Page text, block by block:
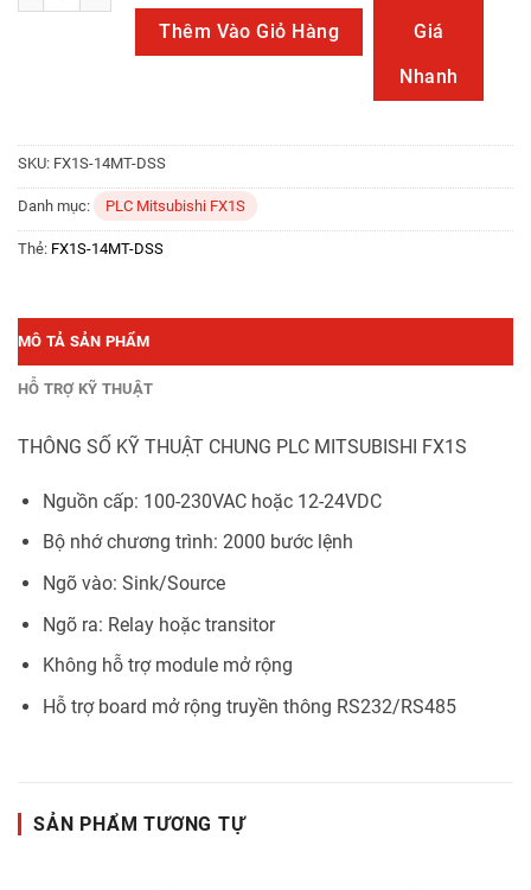
Thêm Vào Giỏ Hàng
Giá
Nhanh
SKU: FX1S-14MT-DSS
Danh mục: PLC Mitsubishi FX1S
Thẻ: FX1S-14MT-DSS
MÔ TẢ SẢN PHẨM
HỖ TRỢ KỸ THUẬT
THÔNG SỐ KỸ THUẬT CHUNG PLC MITSUBISHI FX1S
Nguồn cấp: 100-230VAC hoặc 12-24VDC
Bộ nhớ chương trình: 2000 bước lệnh
Ngõ vào: Sink/Source
Ngõ ra: Relay hoặc transitor
Không hỗ trợ module mở rộng
Hỗ trợ board mở rộng truyền thông RS232/RS485
SẢN PHẨM TƯƠNG TỰ